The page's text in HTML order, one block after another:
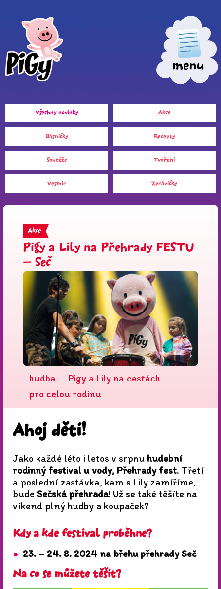
Všechny novinky Akce
Básničky Recepty
Soutěže Tvoření
Vesmír Zprávičky
Akce
Pigy a Lily na Přehrady FESTU
– Seč
hudba
Pigy a Lily na cestách
pro celou rodinu
Ahoj děti!
Jako každé léto i letos v srpnu hudební
rodinný festival u vody, Přehrady fest. Třetí
a poslední zastávka, kam s Lily zamíříme,
bude Sečská přehrada! Už se také těšíte na
víkend plný hudby a koupaček?
Kdy a kde festival proběhne?
23. – 24. 8. 2024 na břehu přehrady Seč
Na co se můžete těšit?